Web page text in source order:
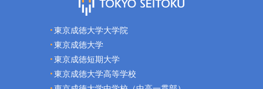
東京成徳大学大学院
東京成徳大学
東京成徳短期大学
東京成徳大学高等学校